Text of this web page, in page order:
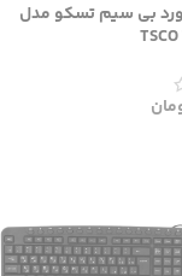
بی سیم تسکو مدل